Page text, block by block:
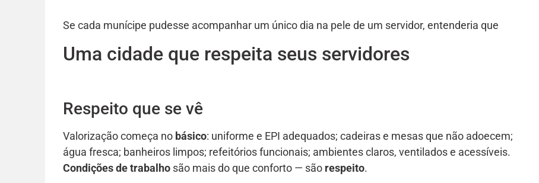
Se cada munícipe pudesse acompanhar um único dia na pele de um servidor, entenderia que
Uma cidade que respeita seus servidores
Respeito que se vê
Valorização começa no básico: uniforme e EPI adequados; cadeiras e mesas que não adoecem;
água fresca; banheiros limpos; refeitórios funcionais; ambientes claros, ventilados e acessíveis.
Condições de trabalho são mais do que conforto — são respeito.